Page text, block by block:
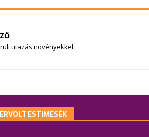
utazás növényekkel
ESTIMESÉK